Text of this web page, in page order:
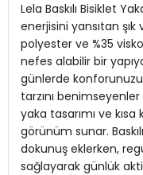
Giyim Tarzı:Günlük/
Desen:Baskılı
Mevsim:Yazlık
Materyal:%65 Polyester
Yaka Tipi: Bisiklet Yaka
Kol Tipi:Kısa Kol
Lela Baskılı Bisiklet
enerjisini yansıtan
polyester ve %35
nefes alabilir bir
günlerde konforunuzu
tarzını
yaka tasarımı ve
görünüm sunar.
dokunuş eklerken,
sağlayarak günlük